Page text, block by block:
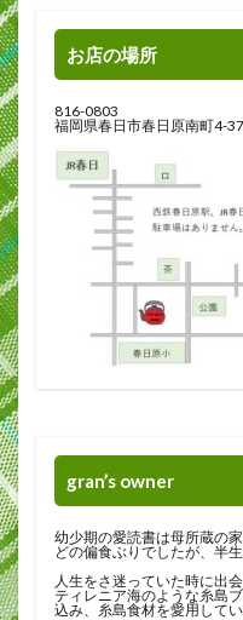
お店の場所
816-0803
福岡県春日市春日原南町4-
gran’s owner
幼少期の愛読書は母所蔵の
どの偏食ぶりでしたが、半
人生をさ迷っていた時に出
ティレニア海のような糸島
込み、糸島食材を愛用して